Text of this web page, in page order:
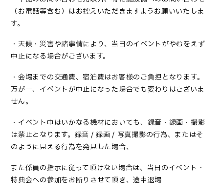
（お電話等含む）はお控えいただきますようお願いいたしま
す。
・天候・災害や諸事情により、当日のイベントがやむをえず
中止になる場合がございます。
・会場までの交通費、宿泊費はお客様のご負担となります。
万が一、イベントが中止になった場合でも変わりはございま
せん。
・イベント中はいかなる機材においても、録音・録画・撮影
は禁止となります。録音 / 録画/ 写真撮影の行為、またはそ
のように見える行為を発見した場合、
また係員の指示に従って頂けない場合は、当日のイベント・
特典会への参加をお断りさせて頂き、途中退場